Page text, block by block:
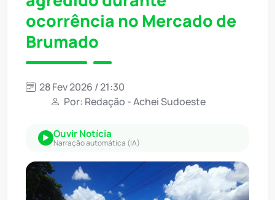
ocorrência no Mercado de
Brumado
28 Fev 2026 / 21:30
Por: Redação - Achei Sudoeste
Ouvir Notícia
Narração automática (IA)